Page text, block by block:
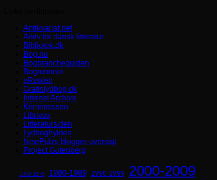
Antikvariat.net
Arkiv for dansk litteratur
Bibliotek.dk
Bog.nu
Bogbrancheguiden
Bogrummet
eReolen
Gratislydbog.dk
Internet Archive
Krimimessen
Librivox
Litteratursiden
Lydboghylden
NewPub's blogger-oversigt
Project Gutenberg
1970-1979 1980-1989 1990-1999 2000-2009